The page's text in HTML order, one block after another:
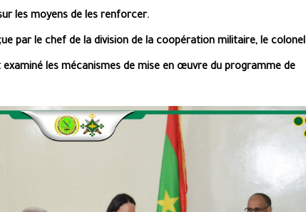
les moyens de les renforcer.
par le chef de la division de la coopération militaire, le colonel
les mécanismes de mise en œuvre du programme de